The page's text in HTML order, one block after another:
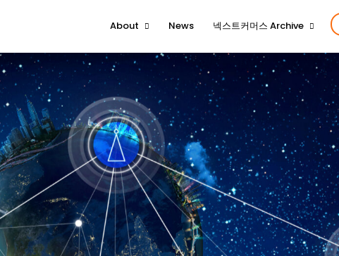
About
About The Event
Attendee
Contact Us
News 넥스트커머스 Archive
2024년을 함께 해 주신 분들
2024넥스트커머스 갤러리
2023년을 함께 해 주신 분들
2023넥스트커머스 갤러리
2022년을 함께 해 주신 분들
2022넥스트커머스 갤러리
2020년을 함께 해주신 분들
2020넥스트커머스 갤러리